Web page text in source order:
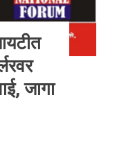
जागा